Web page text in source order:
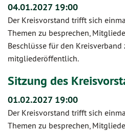
04.01.2027 19:00
Der Kreisvorstand trifft sich
Themen zu besprechen,
Beschlüsse für den Kreisverband
mitgliederöffentlich.
Sitzung des
01.02.2027 19:00
Der Kreisvorstand trifft sich
Themen zu besprechen,